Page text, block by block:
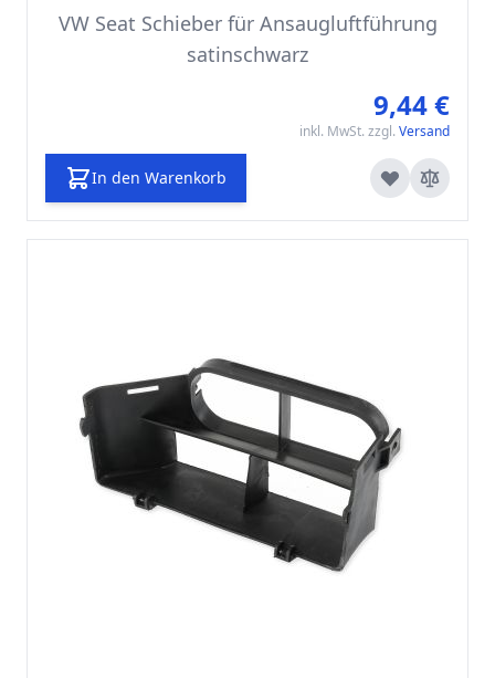
VW Seat Schieber für Ansaugluftführung
satinschwarz
9,44 €
inkl. MwSt. zzgl. Versand
In den Warenkorb